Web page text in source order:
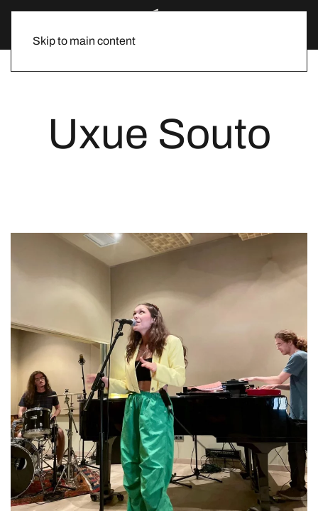
Skip to main content
Uxue Souto